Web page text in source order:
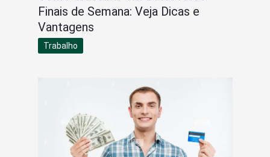
Finais de Semana: Veja Dicas e
Vantagens
Trabalho